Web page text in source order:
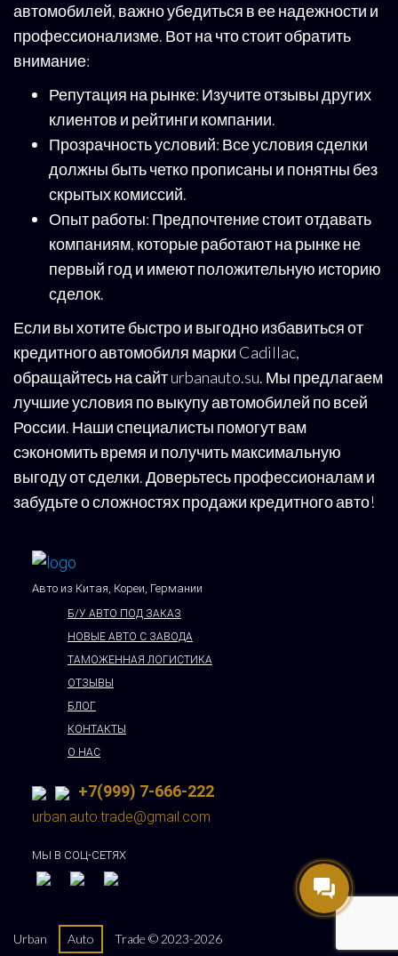
автомобилей, важно убедиться в ее надежности и
профессионализме. Вот на что стоит обратить
внимание:
Репутация на рынке: Изучите отзывы других
клиентов и рейтинги компании.
Прозрачность условий: Все условия сделки
должны быть четко прописаны и понятны без
скрытых комиссий.
Опыт работы: Предпочтение стоит отдавать
компаниям, которые работают на рынке не
первый год и имеют положительную историю
сделок.
Если вы хотите быстро и выгодно избавиться от
кредитного автомобиля марки Cadillac,
обращайтесь на сайт urbanauto.su. Мы предлагаем
лучшие условия по выкупу автомобилей по всей
России. Наши специалисты помогут вам
сэкономить время и получить максимальную
выгоду от сделки. Доверьтесь профессионалам и
забудьте о сложностях продажи кредитного авто!
Авто из Китая, Кореи, Германии
Б/У АВТО ПОД ЗАКАЗ
НОВЫЕ АВТО С ЗАВОДА
ТАМОЖЕННАЯ ЛОГИСТИКА
ОТЗЫВЫ
БЛОГ
КОНТАКТЫ
О НАС
+7(999) 7-666-222
urban.auto.trade@gmail.com
МЫ В СОЦ-СЕТЯХ
Urban Auto Trade © 2023-2026